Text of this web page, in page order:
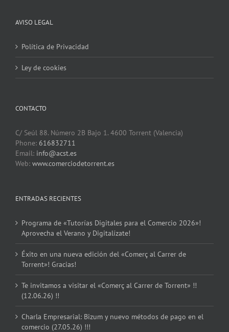
AVISO LEGAL
Política de Privacidad
Ley de cookies
CONTACTO
C/ Seúl 88. Número 2B Bajo 1. 4600 Torrent (Valencia)
Phone: 616832711
Email: info@acst.es
Web: www.comerciodetorrent.es
ENTRADAS RECIENTES
Programa de «Tutorías Digitales para el Comercio 2026»!
Aprovecha el Verano y Digitalízate!
Éxito en una nueva edición del «Comerç al Carrer de
Torrent»! Gracias!
Te invitamos a visitar el «Comerç al Carrer de Torrent» !!
(12.06.26) !!
Charla Empresarial: Bizum y nuevo métodos de pago en el
comercio (27.05.26) !!!